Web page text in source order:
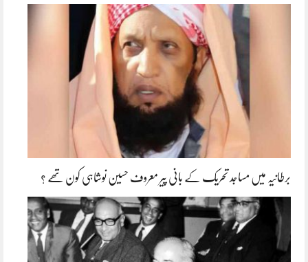
برطانیہ میں مساجد تحریک کے بانی پیر معروف حسین نوشاہی کون تھے ؟